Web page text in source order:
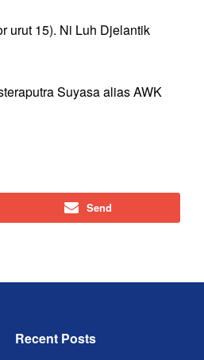
urut 15). Ni Luh Djelantik
Suyasa alias AWK
Send
Recent Posts